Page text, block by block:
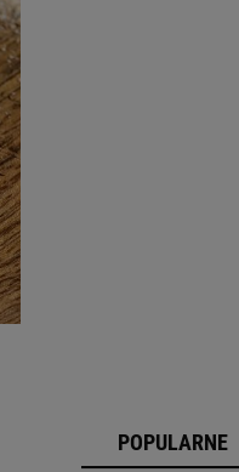
POPULARNE